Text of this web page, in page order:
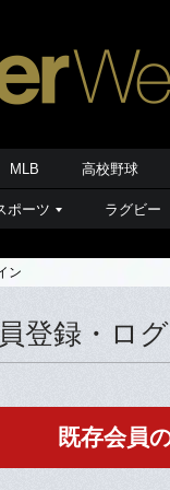
MLB 高校野球
ポーツ ラグビー
ン
登録・ロ
既存会員